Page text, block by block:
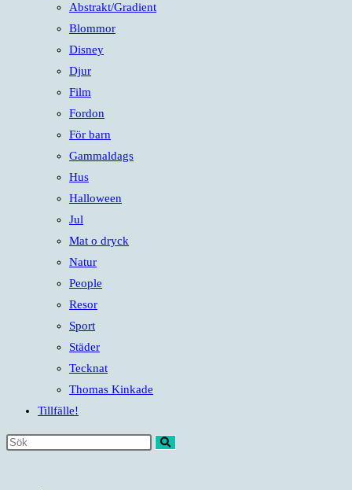
Abstrakt/Gradient
Blommor
Disney
Djur
Film
Fordon
För barn
Gammaldags
Hus
Halloween
Jul
Mat o dryck
Natur
People
Resor
Sport
Städer
Tecknat
Thomas Kinkade
Tillfälle!
Sök